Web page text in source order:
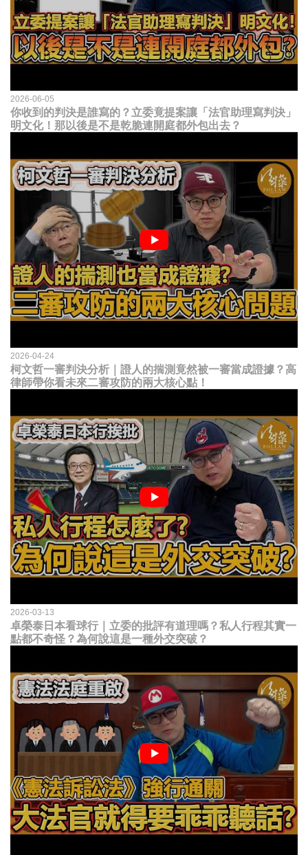
2026-06-05
你收到的判決是誰寫的？立委竟提案讓「法官助理寫判決」
明文化！那以後是不是乾脆連開庭都外包出去？
2026-04-24
柯文哲一審判決分析｜證人的揣測竟然被一審當成證據？高
律師帶你看未來二審攻防的兩大核心點！
2026-03-13
卓榮泰日本看球行｜立委的批評有道理嗎？私人行程其實一
點都不奇怪？為何說這是一種外交突破？